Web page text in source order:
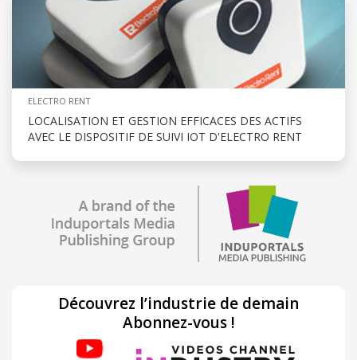
ELECTRO RENT
LOCALISATION ET GESTION EFFICACES DES ACTIFS
AVEC LE DISPOSITIF DE SUIVI IOT D'ELECTRO RENT
Découvrez l’industrie de demain
Abonnez-vous !